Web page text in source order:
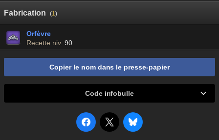
Fabrication (1)
Orfèvre
Recette niv. 90
Copier le nom dans le presse-papier
Code infobulle